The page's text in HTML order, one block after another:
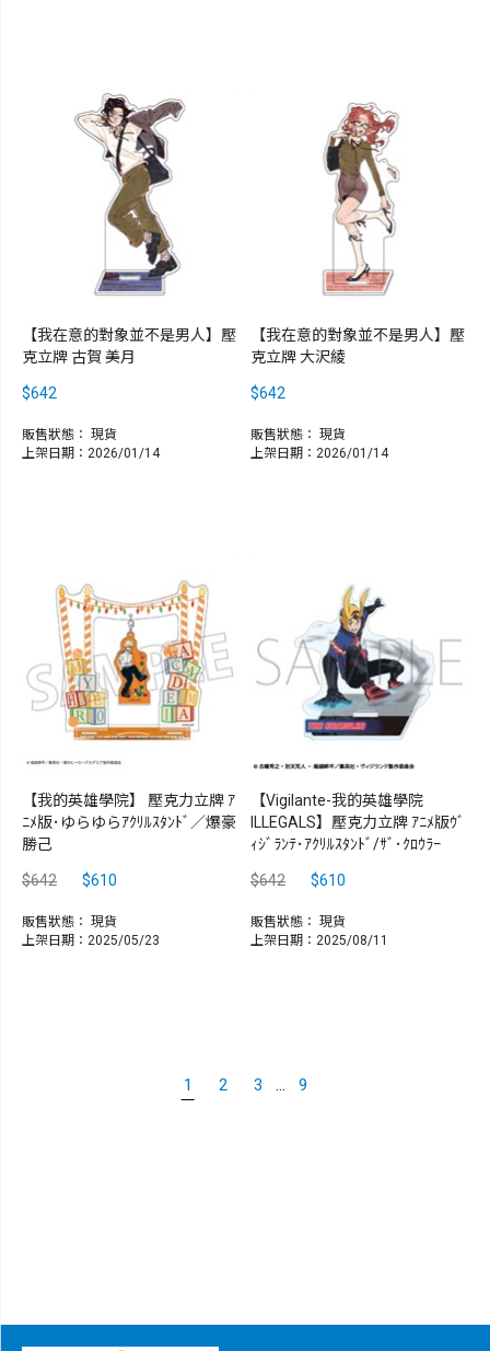
【我在意的對象並不是男人】壓
克立牌 古賀 美月
$642
販售狀態： 現貨
上架日期：2026/01/14
【我在意的對象並不是男人】壓
克立牌 大沢綾
$642
販售狀態： 現貨
上架日期：2026/01/14
【我的英雄學院】 壓克力立牌 ｱ
ﾆﾒ版･ゆらゆらｱｸﾘﾙｽﾀﾝﾄﾞ／爆豪
勝己
$642 $610
販售狀態： 現貨
上架日期：2025/05/23
【Vigilante-我的英雄學院
ILLEGALS】壓克力立牌 ｱﾆﾒ版ｳﾞ
ｨｼﾞﾗﾝﾃ･ｱｸﾘﾙｽﾀﾝﾄﾞ/ｻﾞ･ｸﾛｳﾗｰ
$642 $610
販售狀態： 現貨
上架日期：2025/08/11
1 2 3 ... 9